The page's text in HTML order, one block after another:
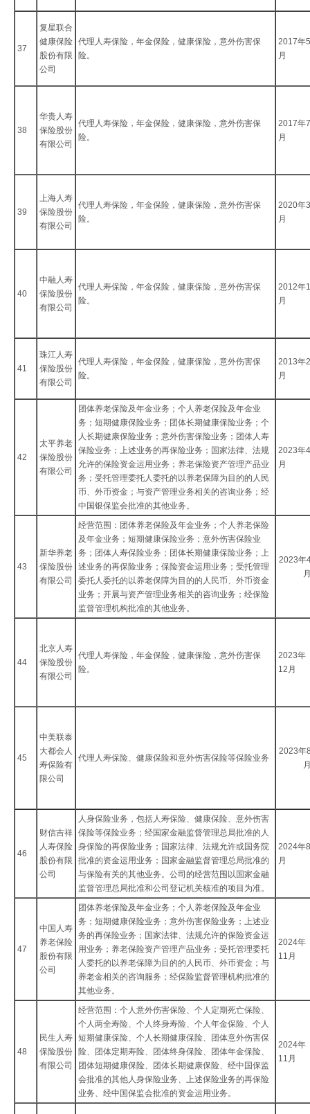
37
复星联合
健康保险
股份有限
公司
代理人寿保险，年金保险，健康保险，意外伤害保
险。
2017年
月
38
华贵人寿
保险股份
有限公司
代理人寿保险，年金保险，健康保险，意外伤害保
险。
2017年
月
39
上海人寿
保险股份
有限公司
代理人寿保险，年金保险，健康保险，意外伤害保
险。
2020年
月
40
中融人寿
保险股份
有限公司
代理人寿保险，年金保险，健康保险，意外伤害保
险。
2012年
月
41
珠江人寿
保险股份
有限公司
代理人寿保险，年金保险，健康保险，意外伤害保
险。
2013年
月
42
太平养老
保险股份
有限公司
团体养老保险及年金业务；个人养老保险及年金业
务；短期健康保险业务；团体长期健康保险业务；个
人长期健康保险业务；意外伤害保险业务；团体人寿
保险业务；上述业务的再保险业务；国家法律、法规
允许的保险资金运用业务；养老保险资产管理产品业
务；受托管理委托人委托的以养老保障为目的的人民
币、外币资金；与资产管理业务相关的咨询业务；经
中国银保监会批准的其他业务。
2023年
月
43
新华养老
保险股份
有限公司
经营范围：团体养老保险及年金业务；个人养老保险
及年金业务；短期健康保险业务；意外伤害保险业
务；团体人寿保险业务；团体长期健康保险业务；上
述业务的再保险业务；保险资金运用业务；受托管理
委托人委托的以养老保障为目的的人民币、外币资金
业务；开展与资产管理业务相关的咨询业务；经保险
监督管理机构批准的其他业务。
2023年
44
北京人寿
保险股份
有限公司
代理人寿保险，年金保险，健康保险，意外伤害保
险。
2023年
12月
45
中美联泰
大都会人
寿保险有
限公司
代理人寿保险、健康保险和意外伤害保险等保险业务
2023年
46
财信吉祥
人寿保险
股份有限
公司
人身保险业务，包括人寿保险、健康保险、意外伤害
保险等保险业务；经国家金融监督管理总局批准的人
身保险的再保险业务；国家法律、法规允许或国务院
批准的资金运用业务；国家金融监督管理总局批准的
与保险有关的其他业务。公司的经营范围以国家金融
监督管理总局批准和公司登记机关核准的项目为准。
2024年
月
47
中国人寿
养老保险
股份有限
公司
团体养老保险及年金业务；个人养老保险及年金业
务；短期健康保险业务；意外伤害保险业务；上述业
务的再保险业务；国家法律、法规允许的保险资金运
用业务；养老保险资产管理产品业务；受托管理委托
人委托的以养老保障为目的的人民币、外币资金；与
养老金相关的咨询服务；经保险监督管理机构批准的
其他业务。
2024年
11月
48
民生人寿
保险股份
有限公司
经营范围：个人意外伤害保险、个人定期死亡保险、
个人两全寿险、个人终身寿险、个人年金保险、个人
短期健康保险、个人长期健康保险、团体意外伤害保
险、团体定期寿险、团体终身保险、团体年金保险、
团体短期健康保险、团体长期健康保险、经中国保监
会批准的其他人身保险业务、上述保险业务的再保险
业务、经中国保监会批准的资金运用业务。
2024年
11月